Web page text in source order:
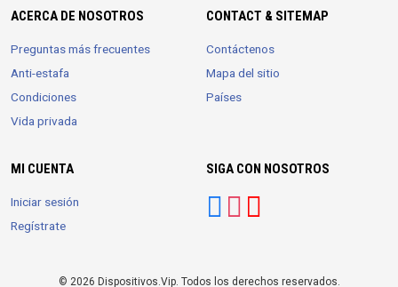
ACERCA DE NOSOTROS
Preguntas más frecuentes
Anti-estafa
Condiciones
Vida privada
CONTACT & SITEMAP
Contáctenos
Mapa del sitio
Países
MI CUENTA
Iniciar sesión
Regístrate
SIGA CON NOSOTROS
© 2026 Dispositivos.Vip. Todos los derechos reservados.